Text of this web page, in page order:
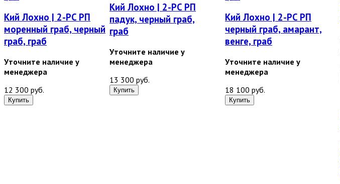
Кий Лохно | 2-PC РП
моренный граб, черный
граб, граб
Уточните наличие у
менеджера
12 300 руб.
Кий Лохно | 2-PC РП
падук, черный граб,
граб
Уточните наличие у
менеджера
13 300 руб.
Кий Лохно | 2-PC РП
черный граб, амарант,
венге, граб
Уточните наличие у
менеджера
18 100 руб.